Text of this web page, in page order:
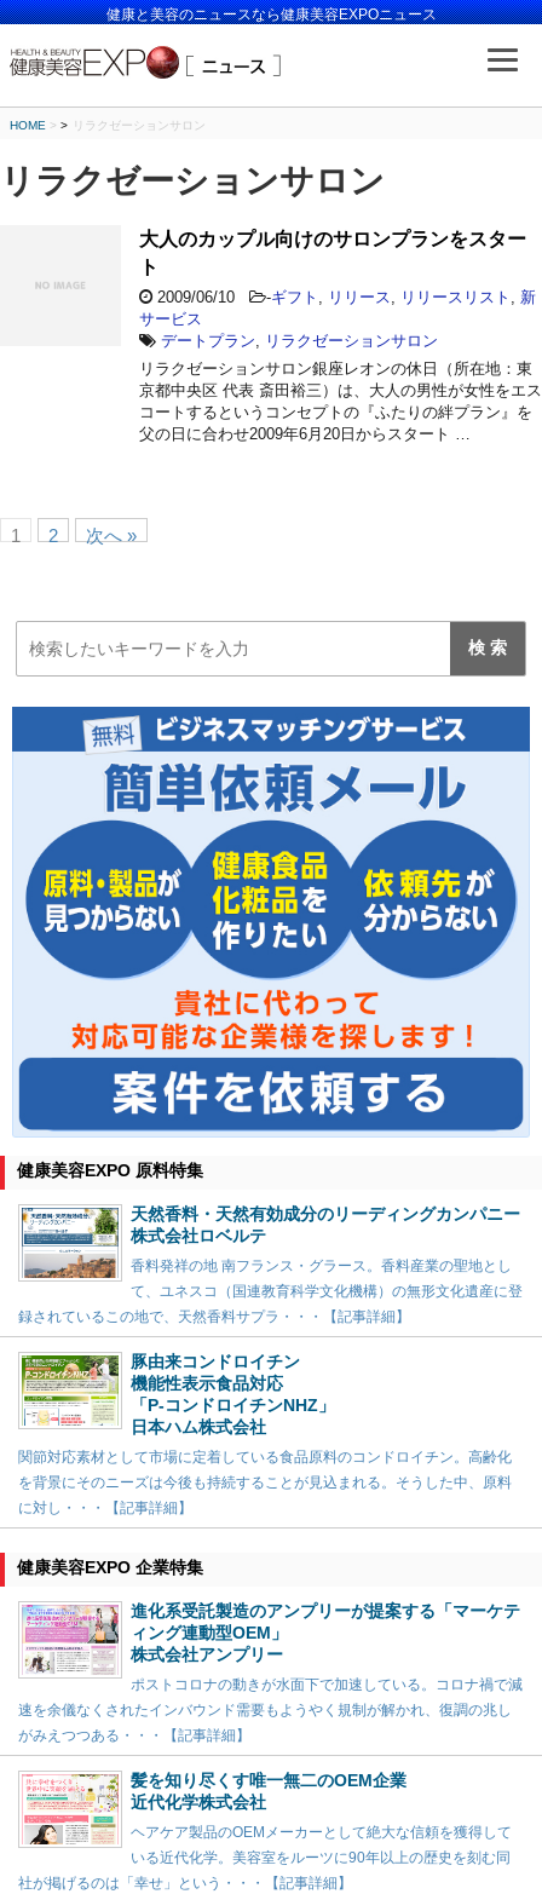
健康と美容のニュースなら健康美容EXPOニュース
HOME > リラクゼーションサロン
リラクゼーションサロン
大人のカップル向けのサロンプランをスター
ト
2009/06/10 -ギフト リリース リリースリスト
新
サービス
デートプラン
リラクゼーションサロン
リラクゼーションサロン銀座レオンの休日（所在地：東
京都中央区 代表 斎田裕三）は、大人の男性が女性をエス
コートするというコンセプトの『ふたりの絆プラン』を
父の日に合わせ2009年6月20日からスタート …
1 2 次へ »
健康美容EXPO 原料特集
天然香料・天然有効成分のリーディングカンパニー
株式会社ロベルテ
香料発祥の地 南フランス・グラース。香料産業の聖地とし
て、ユネスコ（国連教育科学文化機構）の無形文化遺産に登
録されているこの地で、天然香料サプラ・・・【記事詳細】
豚由来コンドロイチン
機能性表示食品対応
「P-コンドロイチンNHZ」
日本ハム株式会社
関節対応素材として市場に定着している食品原料のコンドロイチン。高齢化
を背景にそのニーズは今後も持続することが見込まれる。そうした中、原料
に対し・・・【記事詳細】
健康美容EXPO 企業特集
進化系受託製造のアンプリーが提案する「マーケテ
ィング連動型OEM」
株式会社アンプリー
ポストコロナの動きが水面下で加速している。コロナ禍で減
速を余儀なくされたインバウンド需要もようやく規制が解かれ、復調の兆し
がみえつつある・・・【記事詳細】
髪を知り尽くす唯一無二のOEM企業
近代化学株式会社
ヘアケア製品のOEMメーカーとして絶大な信頼を獲得して
いる近代化学。美容室をルーツに90年以上の歴史を刻む同
社が掲げるのは「幸せ」という・・・【記事詳細】